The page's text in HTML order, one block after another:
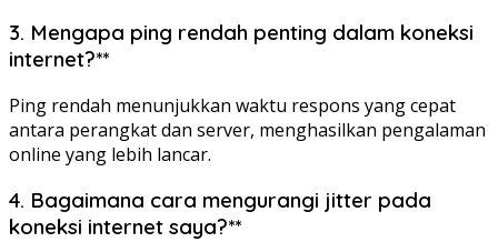
3. Mengapa ping rendah penting dalam koneksi
internet?**
Ping rendah menunjukkan waktu respons yang cepat
antara perangkat dan server, menghasilkan pengalaman
online yang lebih lancar.
4. Bagaimana cara mengurangi jitter pada
koneksi internet saya?**